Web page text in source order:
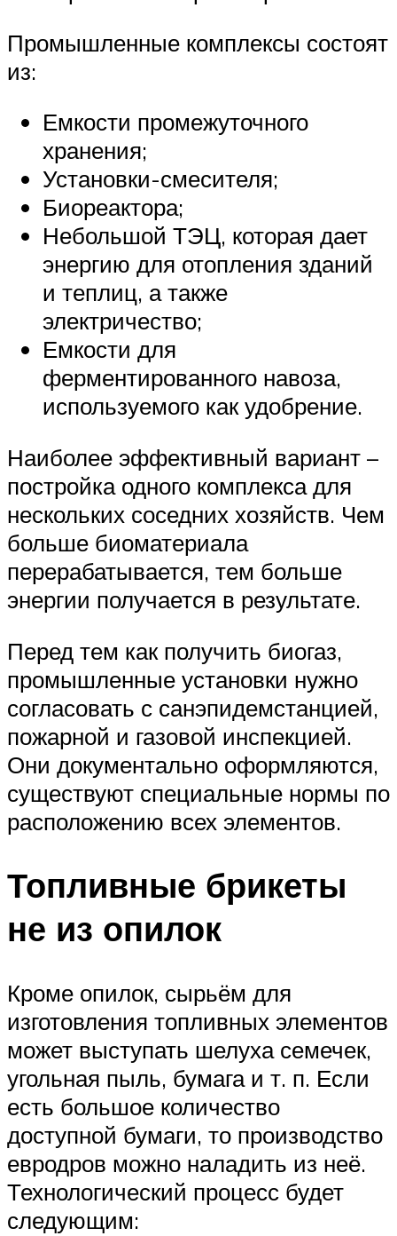
Промышленные комплексы состоят
из:
Емкости промежуточного
хранения;
Установки-смесителя;
Биореактора;
Небольшой ТЭЦ, которая дает
энергию для отопления зданий
и теплиц, а также
электричество;
Емкости для
ферментированного навоза,
используемого как удобрение.
Наиболее эффективный вариант –
постройка одного комплекса для
нескольких соседних хозяйств. Чем
больше биоматериала
перерабатывается, тем больше
энергии получается в результате.
Перед тем как получить биогаз,
промышленные установки нужно
согласовать с санэпидемстанцией,
пожарной и газовой инспекцией.
Они документально оформляются,
существуют специальные нормы по
расположению всех элементов.
Топливные брикеты
не из опилок
Кроме опилок, сырьём для
изготовления топливных элементов
может выступать шелуха семечек,
угольная пыль, бумага и т. п. Если
есть большое количество
доступной бумаги, то производство
евродров можно наладить из неё.
Технологический процесс будет
следующим: